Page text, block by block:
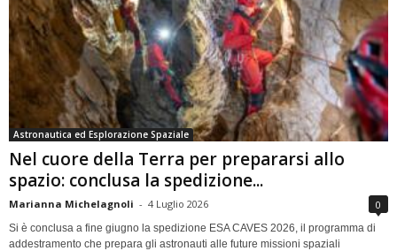
Astronautica ed Esplorazione Spaziale
Nel cuore della Terra per prepararsi allo
spazio: conclusa la spedizione...
Marianna Michelagnoli - 4 Luglio 2026 0
Si è conclusa a fine giugno la spedizione ESA CAVES 2026, il programma di
addestramento che prepara gli astronauti alle future missioni spaziali